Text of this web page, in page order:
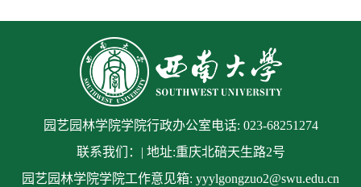
园艺园林学院学院行政办公室电话: 023-68251274
联系我们：| 地址:重庆北碚天生路2号
园艺园林学院学院工作意见箱: yyylgongzuo2@swu.edu.cn